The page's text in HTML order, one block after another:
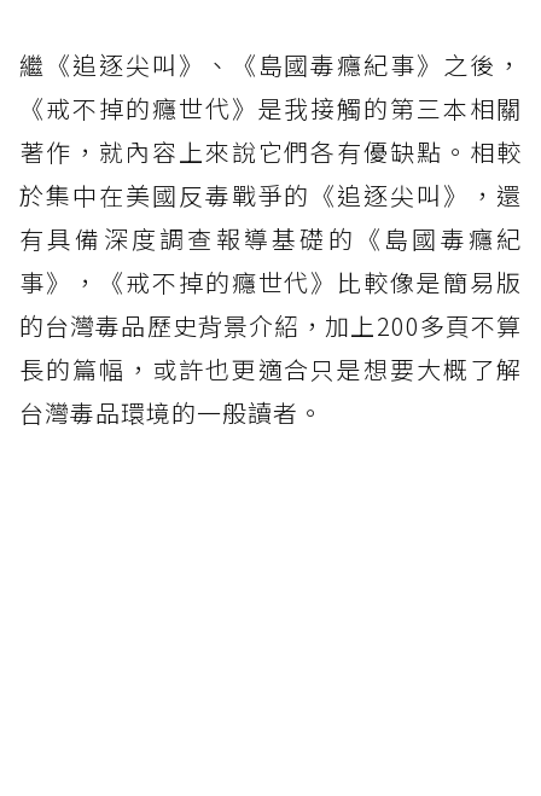
繼《追逐尖叫》、《島國毒癮紀事》之後，
《戒不掉的癮世代》是我接觸的第三本相關
著作，就內容上來說它們各有優缺點。相較
於集中在美國反毒戰爭的《追逐尖叫》，還
有具備深度調查報導基礎的《島國毒癮紀
事》，《戒不掉的癮世代》比較像是簡易版
的台灣毒品歷史背景介紹，加上200多頁不算
長的篇幅，或許也更適合只是想要大概了解
台灣毒品環境的一般讀者。